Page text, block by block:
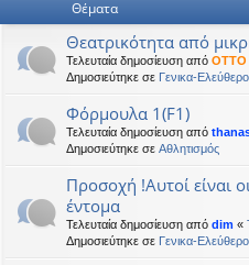
Θέματα
Θεατρικότητα από
Τελευταία δημοσίευση από OTTO
Δημοσιεύτηκε σε Γενικα-
Φόρμουλα 1(F1)
Τελευταία δημοσίευση από
Δημοσιεύτηκε σε Αθλητισμός
Προσοχή !Αυτοί είναι
έντομα
Τελευταία δημοσίευση από dim «
Δημοσιεύτηκε σε Γενικα-